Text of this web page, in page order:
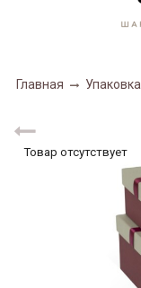
Главная Упаковка
Товар отсутствует